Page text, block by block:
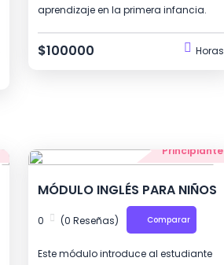
aprendizaje en la primera infancia.
$100000 Horas
Principiante
MÓDULO INGLÉS PARA NIÑOS
0 (0 Reseñas) Comparar
Este módulo introduce al estudiante